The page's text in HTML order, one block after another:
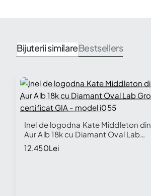
Bijuterii similareBestsellers
Inel de logodna Kate Middleton din
Aur Alb 18k cu Diamant Oval Lab
Grown certificat GIA - model i055
12.450Lei